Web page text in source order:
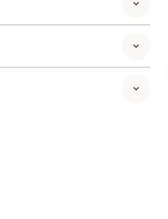
120 cm
ja on
näitähän voi